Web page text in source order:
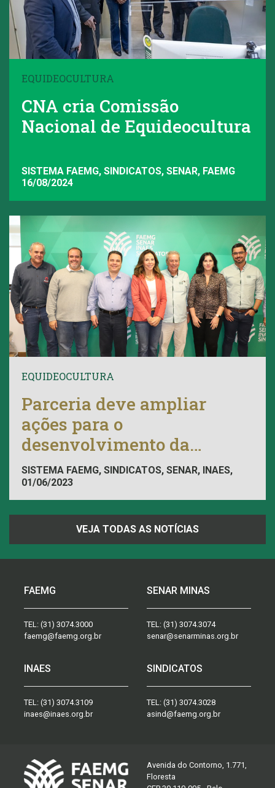
EQUIDEOCULTURA
CNA cria Comissão
Nacional de Equideocultura
SISTEMA FAEMG, SINDICATOS, SENAR, FAEMG
16/08/2024
EQUIDEOCULTURA
Parceria deve ampliar
ações para o
desenvolvimento da
equideocultura em Minas
Gerais
SISTEMA FAEMG, SINDICATOS, SENAR, INAES,
FAEMG
01/06/2023
VEJA TODAS AS NOTÍCIAS
FAEMG
TEL: (31) 3074.3000
faemg@faemg.org.br
SENAR MINAS
TEL: (31) 3074.3074
senar@senarminas.org.br
INAES
TEL: (31) 3074.3109
inaes@inaes.org.br
SINDICATOS
TEL: (31) 3074.3028
asind@faemg.org.br
Avenida do Contorno, 1.771,
Floresta